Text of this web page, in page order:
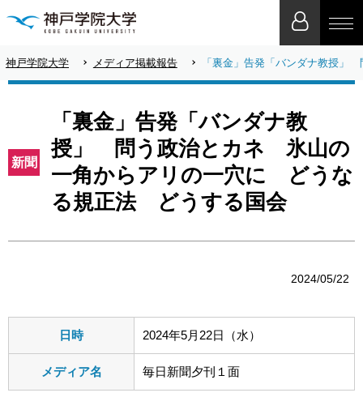
神戸学院大学 メディア掲載報告 「裏金」告発「バンダナ教授
新聞
「裏金」告発「バンダナ教
授」 問う政治とカネ 氷山の
一角からアリの一穴に どうな
る規正法 どうする国会
2024/05/22
日時 2024年5月22日（水）
メディア名 毎日新聞夕刊１面